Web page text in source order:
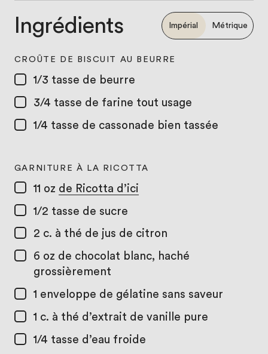
Ingrédients Impérial Métrique
CROÛTE DE BISCUIT AU BEURRE
1/3 tasse de beurre
3/4 tasse de farine tout usage
1/4 tasse de cassonade bien tassée
GARNITURE À LA RICOTTA
11 oz de Ricotta d’ici
1/2 tasse de sucre
2 c. à thé de jus de citron
6 oz de chocolat blanc, haché
grossièrement
1 enveloppe de gélatine sans saveur
1 c. à thé d’extrait de vanille pure
1/4 tasse d’eau froide